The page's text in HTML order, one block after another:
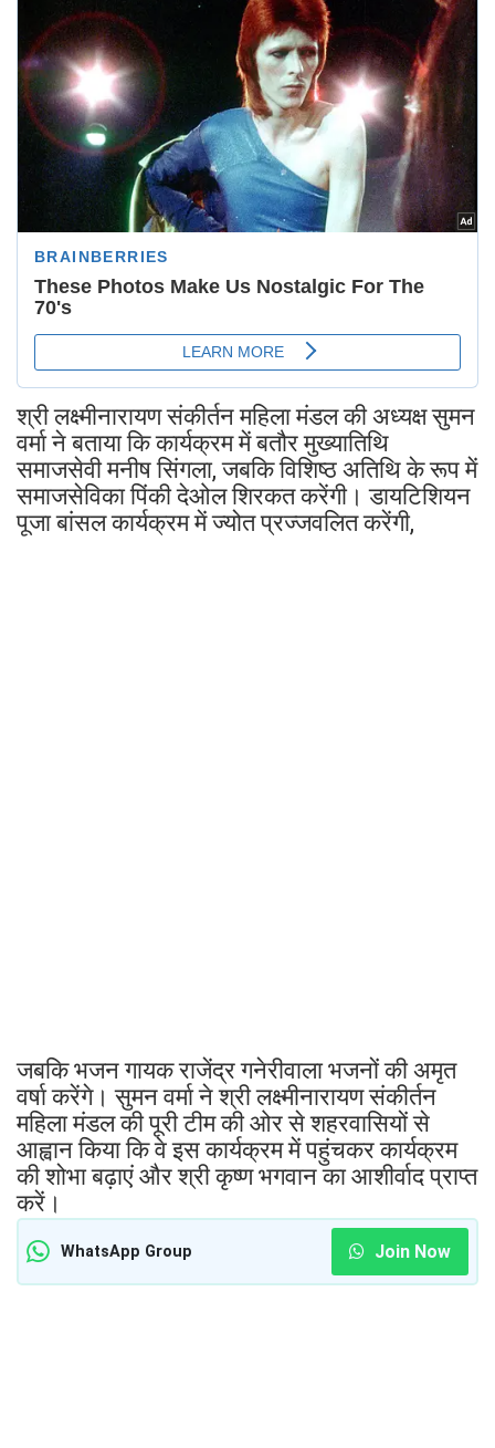
श्री लक्ष्मीनारायण संकीर्तन महिला मंडल की अध्यक्ष सुमन
वर्मा ने बताया कि कार्यक्रम में बतौर मुख्यातिथि
समाजसेवी मनीष सिंगला, जबकि विशिष्ठ अतिथि के रूप में
समाजसेविका पिंकी देओल शिरकत करेंगी। डायटिशियन
पूजा बांसल कार्यक्रम में ज्योत प्रज्जवलित करेंगी,
जबकि भजन गायक राजेंद्र गनेरीवाला भजनों की अमृत
वर्षा करेंगे। सुमन वर्मा ने श्री लक्ष्मीनारायण संकीर्तन
महिला मंडल की पूरी टीम की ओर से शहरवासियों से
आह्वान किया कि वे इस कार्यक्रम में पहुंचकर कार्यक्रम
की शोभा बढ़ाएं और श्री कृष्ण भगवान का आशीर्वाद प्राप्त
करें।
WhatsApp Group Join Now